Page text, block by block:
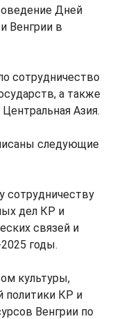
Дней
Венгрии в
сотрудничество
а также
Азия.
следующие
сотрудничеству
дел КР и
связей и
годы.
культуры,
политики КР и
Венгрии по